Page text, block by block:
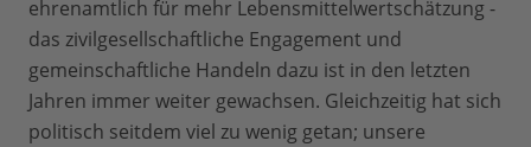
ehrenamtlich für mehr Lebensmittelwertschätzung -
das zivilgesellschaftliche Engagement und
gemeinschaftliche Handeln dazu ist in den letzten
Jahren immer weiter gewachsen. Gleichzeitig hat sich
politisch seitdem viel zu wenig getan; unsere